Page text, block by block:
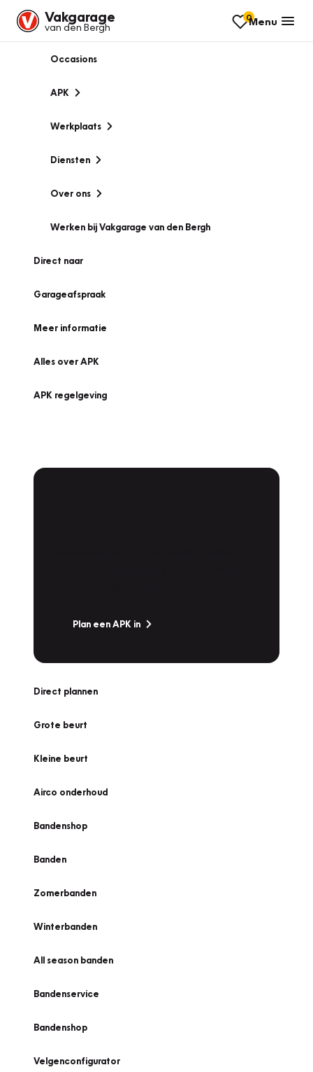
Vakgarage
van den Bergh
0Menu
Occasions
APK
Werkplaats
Diensten
Over ons
Werken bij Vakgarage van den Bergh
Direct naar
Garageafspraak
Meer informatie
Alles over APK
APK regelgeving
Plan een APK in
Direct plannen
Grote beurt
Kleine beurt
Airco onderhoud
Bandenshop
Banden
Zomerbanden
Winterbanden
All season banden
Bandenservice
Bandenshop
Velgenconfigurator